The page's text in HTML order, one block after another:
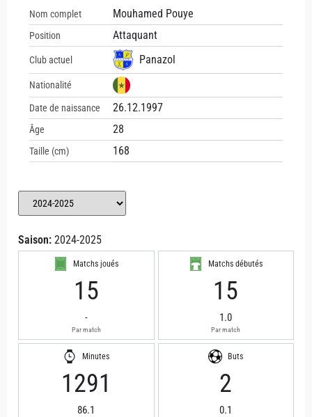
Nom complet Mouhamed Pouye
Position Attaquant
Club actuel Panazol
Nationalité
Date de naissance 26.12.1997
Âge 28
Taille (cm) 168
Saison: 2024-2025
Matchs joués
15
-
Par match
Matchs débutés
15
1.0
Par match
Minutes
1291
86.1
Buts
2
0.1